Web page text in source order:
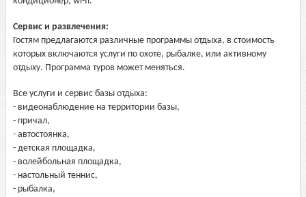
Сервис и развлечения:
Гостям предлагаются различные программы отдыха, в стоимость
которых включаются услуги по охоте, рыбалке, или активному
отдыху. Программа туров может меняться.
Все услуги и сервис базы отдыха:
- видеонаблюдение на территории базы,
- причал,
- автостоянка,
- детская площадка,
- волейбольная площадка,
- настольный теннис,
- рыбалка,